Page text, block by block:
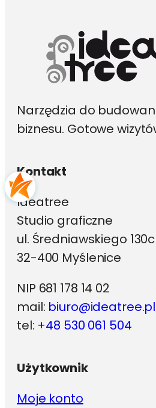
Narzędzia do
biznesu. Gotowe
Kontakt
Ideatree
Studio graficzne
ul. Średniawskiego 130c
32-400 Myślenice
NIP 681 178 14 02
mail: biuro@ideatree.pl
tel: +48 530 061 504
Użytkownik
Moje konto